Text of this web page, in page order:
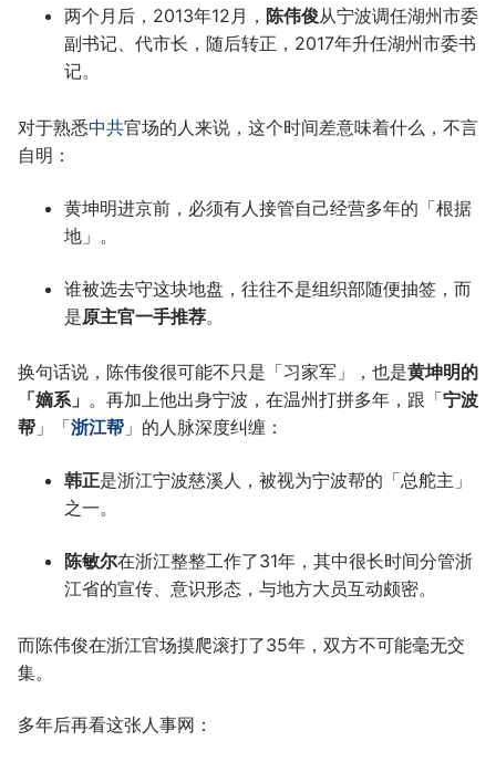
两个月后，2013年12月， 陈伟俊从宁波调任湖州市委
副书记、代市长，随后转正，2017年升任湖州市委书
记。
对于熟悉中共官场的人来说，这个时间差意味着什么，不言
自明：
黄坤明进京前，必须有人接管自己经营多年的「根据
地」。
谁被选去守这块地盘，往往不是组织部随便抽签，而
是原主官一手推荐。
换句话说，陈伟俊很可能不只是「习家军」，也是黄坤明的
「嫡系」 。再加上他出身宁波，在温州打拼多年，跟「宁波
帮 」「浙江帮 」的人脉深度纠缠：
韩正是浙江宁波慈溪人，被视为宁波帮的「总舵主」
之一。
陈敏尔在浙江整整工作了31年，其中很长时间分管浙
江省的宣传、意识形态，与地方大员互动颇密。
而陈伟俊在浙江官场摸爬滚打了35年，双方不可能毫无交
集。
多年后再看这张人事网：